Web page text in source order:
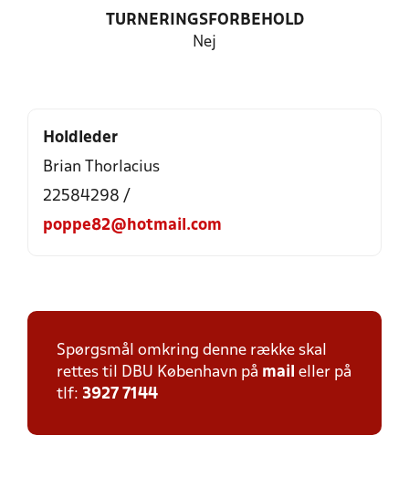
TURNERINGSFORBEHOLD
Nej
Holdleder
Brian Thorlacius
22584298 /
poppe82@hotmail.com
Spørgsmål omkring denne række skal
rettes til DBU København på mail eller på
tlf: 3927 7144